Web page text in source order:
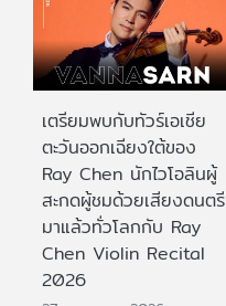
เตรียมพบกับทัวร์เอเชีย
ตะวันออกเฉียงใต้ของ
Ray Chen นักไวโอลินผู้
สะกดผู้ชมด้วยเสียงดนตรี
มาแล้วทั่วโลกกับ Ray
Chen Violin Recital
2026